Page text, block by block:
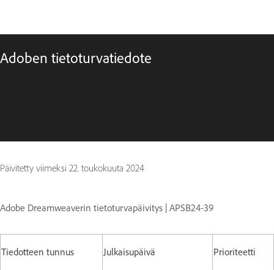
Adoben tietoturvatiedote
Päivitetty viimeksi 22. toukokuuta 2024
Adobe Dreamweaverin tietoturvapäivitys | APSB24-39
Tiedotteen tunnus Julkaisupäivä Prioriteetti